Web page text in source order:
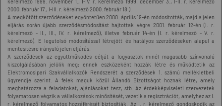
2000. február 17., I-III. r. kérelmező 2000. február 18.).
A megkötött szerződéseket egyöntetűen 2000. április 19-én módosították, majd a jelen
eljárás során újabb szerződésmódosítást hajtottak végre 2001. február 12-én (I. r.
kérelmező - II., III., IV. r. kérelmező), illetve február 14-én (I. r. kérelmező - V. r.
kérelmező). E legutolsó módosítással létrejött és hatályos szerződéseken alapul a
mentesítésre irányuló jelen eljárás.
A szerződések az együttműködés célját a fogyasztók minél magasabb színvonalú
kiszolgálásában jelölik meg; ennek eszközeként hozzák létre és működtetik az
Elektromosipari Szakvállalkozók Rendszerét a szerződések 1. számú mellékletbeli
ügyrendje szerint. A felek maguk közül Állandó Bizottságot hoznak létre, amely
meghatározza a feladatokat, ajánlásokat tesz, stb. Az érdekképviseleti szervezetek
folyamatosan végzik a vállalkozások minősítését, vezetik a regisztrációt, amelyhez az I.
r. kérelmező folyamatos hozzáférését biztosítják. Az I. r. kérelmező gondoskodik az